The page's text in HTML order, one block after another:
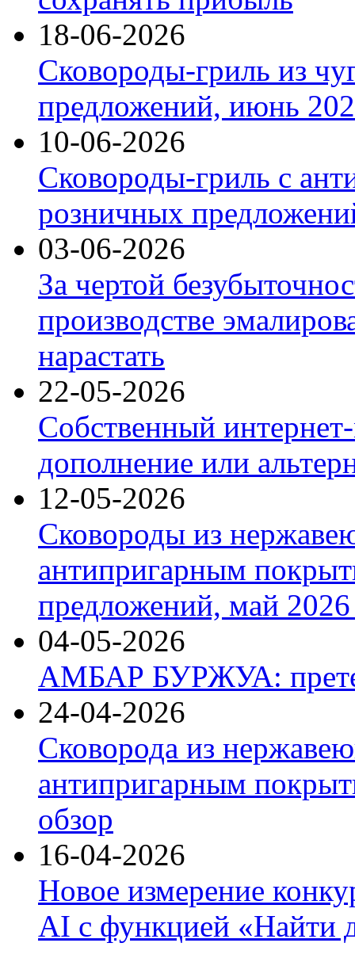
18-06-2026
Сковороды-гриль из
предложений, июнь
10-06-2026
Сковороды-гриль с
розничных
03-06-2026
За чертой
производстве
нарастать
22-05-2026
Собственный
дополнение или
12-05-2026
Сковороды из
антипригарным
предложений, май 2026
04-05-2026
АМБАР БУРЖУА:
24-04-2026
Сковорода из
антипригарным
обзор
16-04-2026
Новое измерение
AI с функцией «Найти